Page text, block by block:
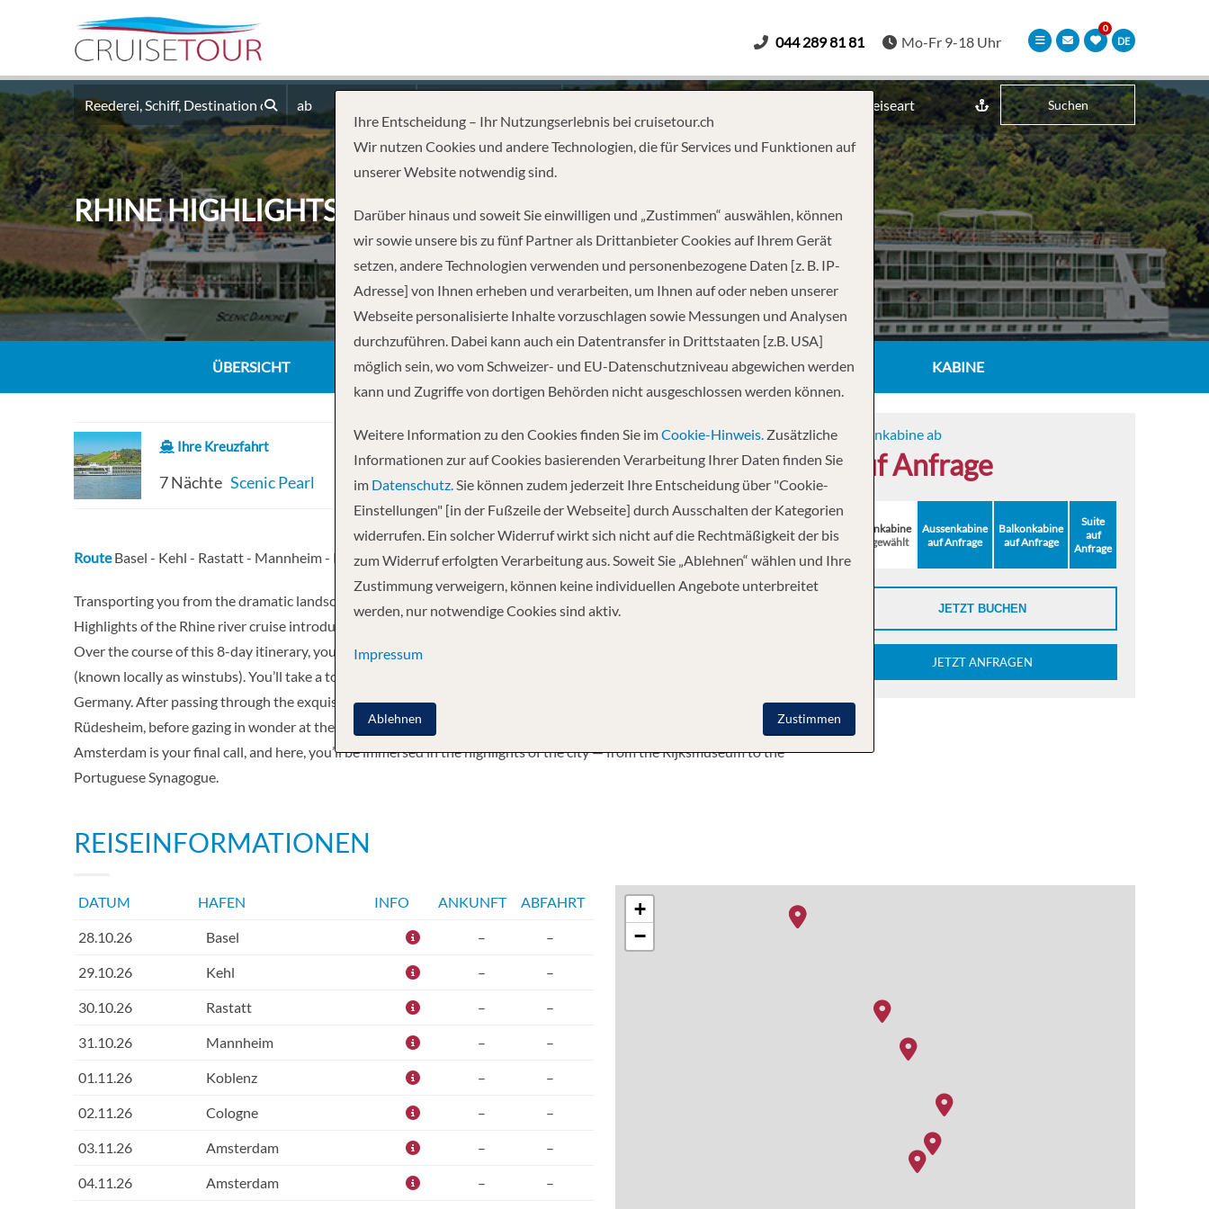
DE
044 289 81 81 Mo-Fr 9-18 Uhr
ab Reiseart Suchen
RHINE HIGHLIGHTS – BASEL TO AMSTERDAM
ÜBERSICHT REISEINFORMATIONEN KABINE
Ihre Kreuzfahrt
7 Nächte Scenic Pearl 28.10.2026
RouteBasel - Kehl - Rastatt - Mannheim - Koblenz - Cologne - Amsterdam - Amsterdam
Transporting you from the dramatic landscapes of the Swiss Alps to the elegant, canal-lined streets of Amsterdam; our
Highlights of the Rhine river cruise introduces you to the unforgettable highlights of northern Europe with a flourish.
Over the course of this 8-day itinerary, you’ll explore charming Strasbourg, with its iconic Alsatian wine lounges
(known locally as winstubs). You’ll take a tour of wonderful Heidelberg, whose Renaissance castle is one of the finest in
Germany. After passing through the exquisite Rhine Gorge, you’ll savour the medieval marvels of Cochem and
Rüdesheim, before gazing in wonder at the intricate steeples of Cologne’s mighty cathedral. The Dutch capital of
Amsterdam is your final call, and here, you’ll be immersed in the highlights of the city — from the Rijksmuseum to the
Portuguese Synagogue.
Innenkabine ab
auf Anfrage
Innenkabine
ausgewählt
Aussenkabine
auf Anfrage
Balkonkabine
auf Anfrage
Suite
auf
Anfrage
JETZT BUCHEN
JETZT ANFRAGEN
REISEINFORMATIONEN
DATUM HAFEN INFO ANKUNFT ABFAHRT
28.10.26 Basel – –
29.10.26 Kehl – –
30.10.26 Rastatt – –
31.10.26 Mannheim – –
01.11.26 Koblenz – –
02.11.26 Cologne – –
03.11.26 Amsterdam – –
04.11.26 Amsterdam – –
+
−
Ihre Entscheidung – Ihr Nutzungserlebnis bei cruisetour.ch
Wir nutzen Cookies und andere Technologien, die für Services und Funktionen auf
unserer Website notwendig sind.
Darüber hinaus und soweit Sie einwilligen und „Zustimmen“ auswählen, können
wir sowie unsere bis zu fünf Partner als Drittanbieter Cookies auf Ihrem Gerät
setzen, andere Technologien verwenden und personenbezogene Daten [z. B. IP-
Adresse] von Ihnen erheben und verarbeiten, um Ihnen auf oder neben unserer
Webseite personalisierte Inhalte vorzuschlagen sowie Messungen und Analysen
durchzuführen. Dabei kann auch ein Datentransfer in Drittstaaten [z.B. USA]
möglich sein, wo vom Schweizer- und EU-Datenschutzniveau abgewichen werden
kann und Zugriffe von dortigen Behörden nicht ausgeschlossen werden können.
Weitere Information zu den Cookies finden Sie imCookie-Hinweis. Zusätzliche
Informationen zur auf Cookies basierenden Verarbeitung Ihrer Daten finden Sie
im Datenschutz.Sie können zudem jederzeit Ihre Entscheidung über "Cookie-
Einstellungen" [in der Fußzeile der Webseite] durch Ausschalten der Kategorien
widerrufen. Ein solcher Widerruf wirkt sich nicht auf die Rechtmäßigkeit der bis
zum Widerruf erfolgten Verarbeitung aus. Soweit Sie „Ablehnen“ wählen und Ihre
Zustimmung verweigern, können keine individuellen Angebote unterbreitet
werden, nur notwendige Cookies sind aktiv.
Impressum
Zustimmen
Ablehnen